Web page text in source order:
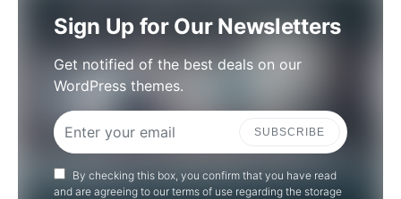
Sign Up for Our Newsletters
Get notified of the best deals on our
WordPress themes.
SUBSCRIBE
By checking this box, you confirm that you have read
and are agreeing to our terms of use regarding the storage